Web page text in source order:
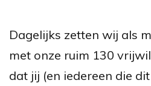
Dagelijks zetten wij als
met onze ruim 130
dat jij (en iedereen die